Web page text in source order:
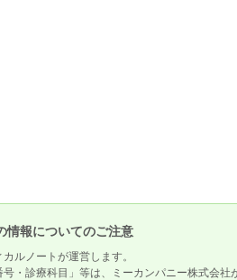
情報についてのご注意
ルノートが運営します。
号・診療科目」等は、ミーカンパニー株式会